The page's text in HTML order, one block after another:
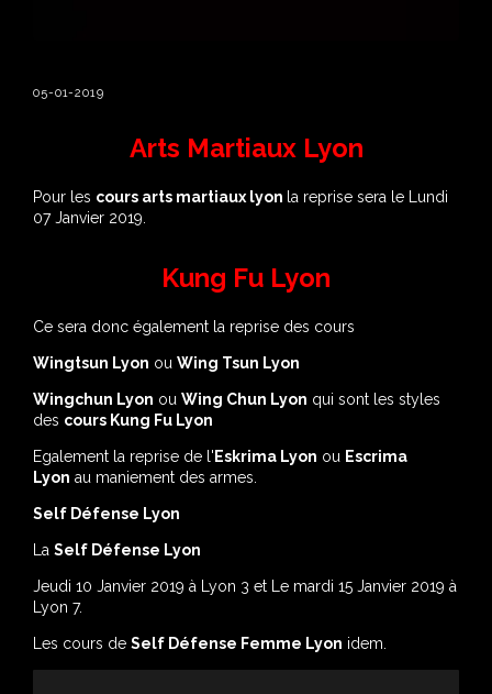
05-01-2019
Arts Martiaux Lyon
Pour les cours arts martiaux lyon la reprise sera le Lundi
07 Janvier 2019.
Kung Fu Lyon
Ce sera donc également la reprise des cours
Wingtsun Lyon ou Wing Tsun Lyon
Wingchun Lyon ou Wing Chun Lyon qui sont les styles
des cours Kung Fu Lyon
Egalement la reprise de l' Eskrima Lyon ou Escrima
Lyon au maniement des armes.
Self Défense Lyon
La Self Défense Lyon
Jeudi 10 Janvier 2019 à Lyon 3 et Le mardi 15 Janvier 2019 à
Lyon 7.
Les cours de Self Défense Femme Lyon idem.